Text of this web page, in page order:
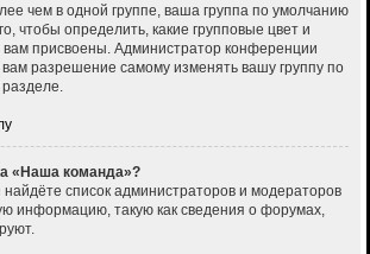
чем в одной группе, ваша группа по умолчанию
чтобы определить, какие групповые цвет и
присвоены. Администратор конференции
разрешение самому изменять вашу группу по
«Наша команда»?
список администраторов и модераторов
информацию, такую как сведения о форумах,